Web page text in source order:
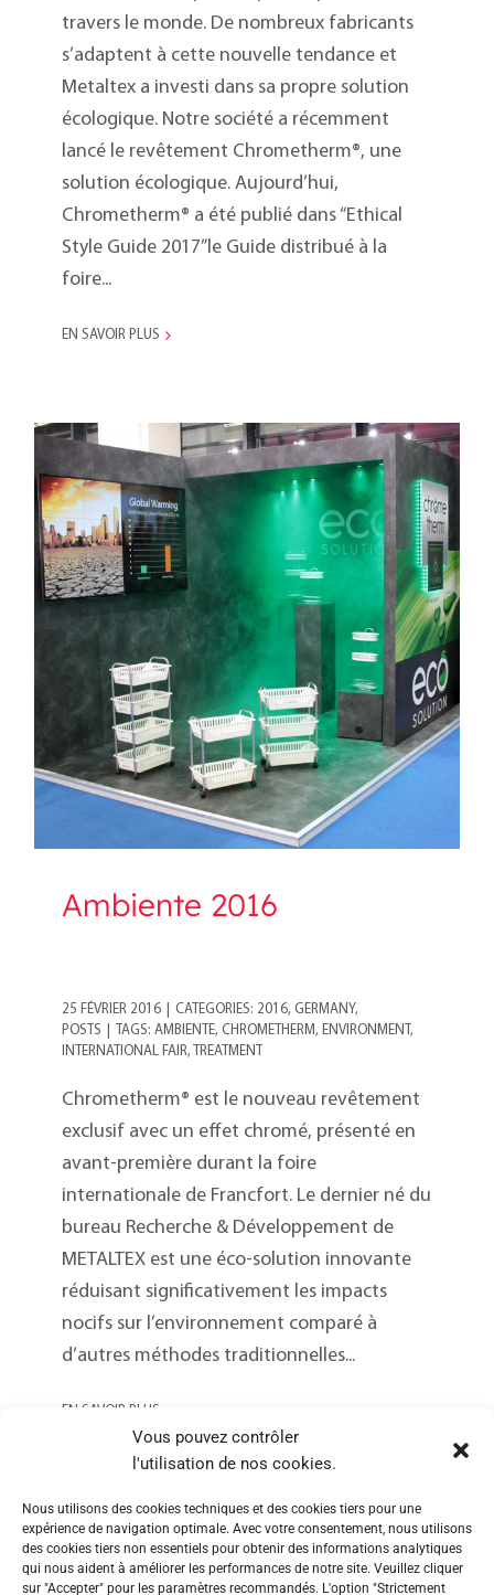
Vous pouvez contrôler
l'utilisation de nos cookies.
Nous utilisons des cookies techniques et des cookies tiers pour une
expérience de navigation optimale. Avec votre consentement, nous utilisons
des cookies tiers non essentiels pour obtenir des informations analytiques
qui nous aident à améliorer les performances de notre site. Veuillez cliquer
sur "Accepter" pour les paramètres recommandés. L'option "Strictement
travers le monde. De nombreux fabricants
s’adaptent à cette nouvelle tendance et
Metaltex a investi dans sa propre solution
écologique. Notre société a récemment
lancé le revêtement Chrometherm®, une
solution écologique. Aujourd’hui,
Chrometherm® a été publié dans “Ethical
Style Guide 2017”le Guide distribué à la
foire...
EN SAVOIR PLUS
Ambiente 2016
Ambiente 2016
25 FÉVRIER 2016 CATEGORIES: 2016, GERMANY,
POSTS
TAGS: AMBIENTE, CHROMETHERM, ENVIRONMENT ,
INTERNATIONAL FAIR, TREATMENT
Chrometherm® est le nouveau revêtement
exclusif avec un effet chromé, présenté en
avant-première durant la foire
internationale de Francfort. Le dernier né du
bureau Recherche & Développement de
METALTEX est une éco-solution innovante
réduisant significativement les impacts
nocifs sur l’environnement comparé à
d’autres méthodes traditionnelles...
EN SAVOIR PLUS